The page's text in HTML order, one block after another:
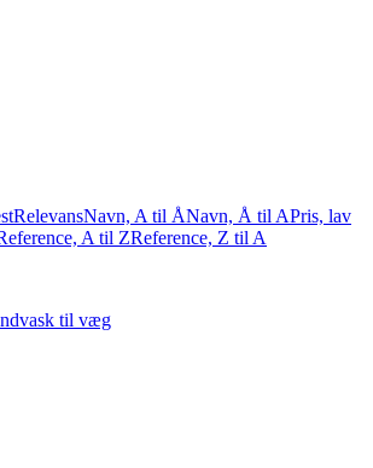
RelevansNavn, A til ÅNavn, Å til APris, lav
A til ZReference, Z til A